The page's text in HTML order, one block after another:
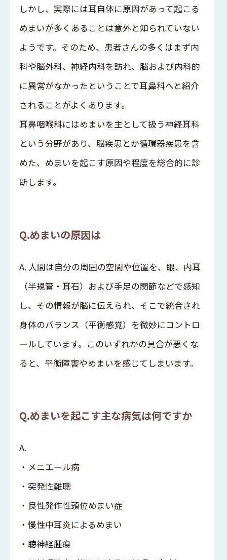
しかし、実際には耳自体に原因があって起こる
めまいが多くあることは意外と知られていない
ようです。そのため、患者さんの多くはまず内
科や脳外科、神経内科を訪れ、脳および内科的
に異常がなかったということで耳鼻科へと紹介
されることがよくあります。
耳鼻咽喉科にはめまいを主として扱う神経耳科
という分野があり、脳疾患とか循環器疾患を含
めた、めまいを起こす原因や程度を総合的に診
断します。
Q.めまいの原因は
A. 人間は自分の周囲の空間や位置を、眼、内耳
（半規管・耳石）および手足の関節などで感知
し、その情報が脳に伝えられ、そこで統合され
身体のバランス（平衡感覚）を微妙にコントロ
ールしています。このいずれかの具合が悪くな
ると、平衡障害やめまいを感じてしまいます。
Q.めまいを起こす主な病気は何ですか
A.
・メニエール病
・突発性難聴
・良性発作性頭位めまい症
・慢性中耳炎によるめまい
・聴神経腫瘍